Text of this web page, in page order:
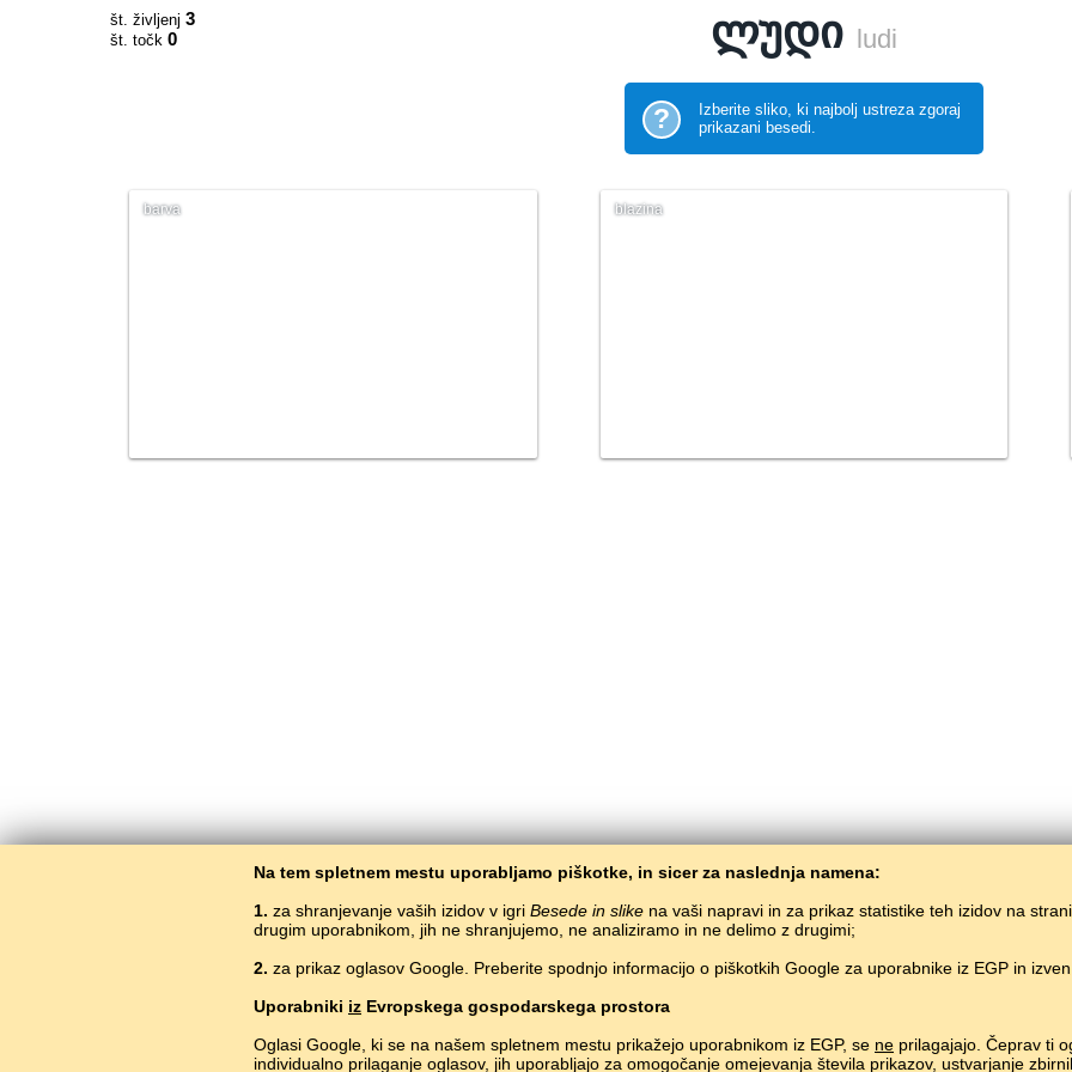
Na tem spletnem mestu uporabljamo piškotke, in sicer za naslednja namena:
1. za shranjevanje vaših izidov v igri Besede in slike na vaši napravi in za prikaz statistike teh izidov na
drugim uporabnikom, jih ne shranjujemo, ne analiziramo in ne delimo z drugimi;
2. za prikaz oglasov Google. Preberite spodnjo informacijo o piškotkih Google za uporabnike iz EGP in
Uporabniki iz Evropskega gospodarskega prostora
Oglasi Google, ki se na našem spletnem mestu prikažejo uporabnikom iz EGP, se ne prilagajajo. Čeprav ti
individualno prilaganje oglasov, jih uporabljajo za omogočanje omejevanja števila prikazov, ustvarjanje
št. življenj 3
št. točk 0 ლუდი ludi
?
Izberite sliko, ki najbolj ustreza zgoraj
prikazani besedi.
barva blazina
BaltoSlav/ Besede in slike/ Gruzinščina v slikah
Copyright © 2015–2025 BALTOSLAV.